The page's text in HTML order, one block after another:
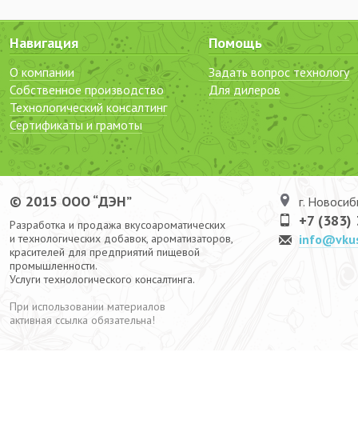
Навигация
О компании
Собственное производство
Технологический консалтинг
Сертификаты и грамоты
Помощь
Задать вопрос технологу
Для дилеров
© 2015 ООО “ДЭН”
Разработка и продажа вкусоароматических
и технологических добавок, ароматизаторов,
красителей для предприятий пищевой
промышленности.
Услуги технологического консалтинга.
При использовании материалов
активная ссылка обязательна!
г.
+7